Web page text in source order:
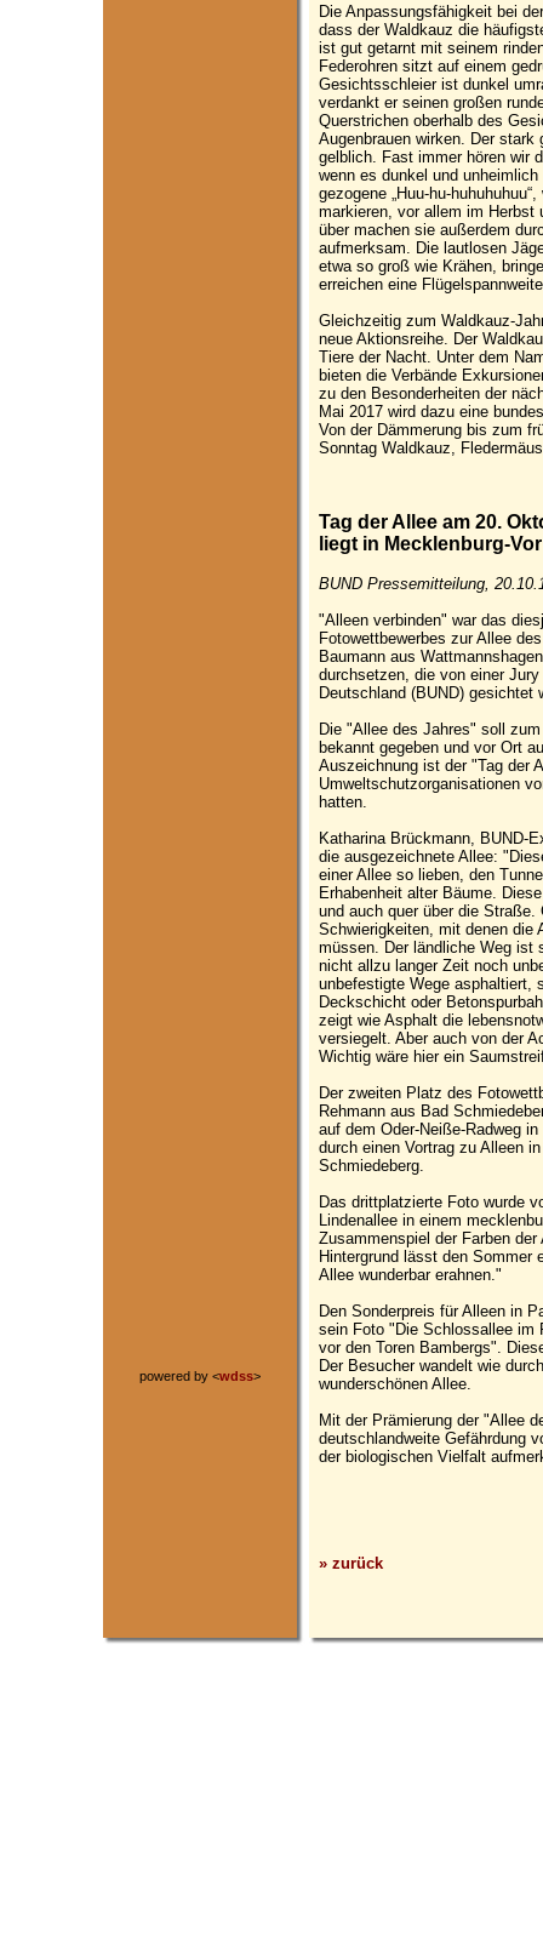
powered by <wdss>
Die Anpassungsfähigkeit bei
dass der Waldkauz die
ist gut getarnt mit seinem
Federohren sitzt auf einem
Gesichtsschleier ist dunkel
verdankt er seinen großen
Querstrichen oberhalb des
Augenbrauen wirken. Der
gelblich. Fast immer hören wir
wenn es dunkel und
gezogene „Huu-hu-
markieren, vor allem im Herbst
über machen sie außerdem
aufmerksam. Die lautlosen
etwa so groß wie Krähen,
erreichen eine
Gleichzeitig zum Waldkauz-
neue Aktionsreihe. Der
Tiere der Nacht. Unter dem
bieten die Verbände
zu den Besonderheiten der
Mai 2017 wird dazu eine
Von der Dämmerung bis zum
Sonntag Waldkauz,
Tag der Allee am 20.
liegt in Mecklenburg-
BUND Pressemitteilung,
"Alleen verbinden" war das
Fotowettbewerbes zur Allee
Baumann aus
durchsetzen, die von einer
Deutschland (BUND) gesichtet
Die "Allee des Jahres" soll
bekannt gegeben und vor Ort
Auszeichnung ist der "Tag der
Umweltschutzorganisationen
hatten.
Katharina Brückmann, BUND-
die ausgezeichnete Allee:
einer Allee so lieben, den
Erhabenheit alter Bäume.
und auch quer über die
Schwierigkeiten, mit denen die
müssen. Der ländliche Weg ist
nicht allzu langer Zeit noch
unbefestigte Wege asphaltiert,
Deckschicht oder
zeigt wie Asphalt die
versiegelt. Aber auch von der
Wichtig wäre hier ein
Der zweiten Platz des
Rehmann aus Bad
auf dem Oder-Neiße-Radweg
durch einen Vortrag zu Alleen
Schmiedeberg.
Das drittplatzierte Foto wurde
Lindenallee in einem
Zusammenspiel der Farben
Hintergrund lässt den Sommer
Allee wunderbar erahnen."
Den Sonderpreis für Alleen in
sein Foto "Die Schlossallee im
vor den Toren Bambergs".
Der Besucher wandelt wie
wunderschönen Allee.
Mit der Prämierung der "Allee
deutschlandweite Gefährdung
der biologischen Vielfalt
» zurück